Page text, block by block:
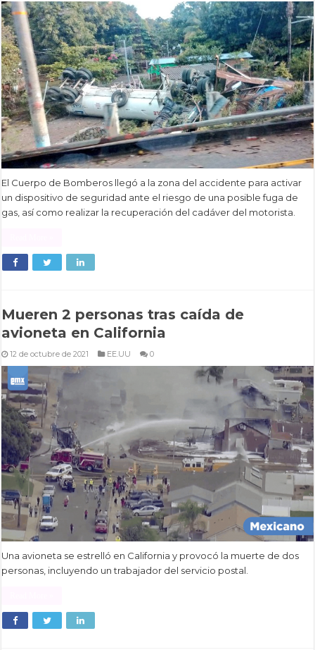
El Cuerpo de Bomberos llegó a la zona del accidente para activar
un dispositivo de seguridad ante el riesgo de una posible fuga de
gas, así como realizar la recuperación del cadáver del motorista.
Mueren 2 personas tras caída de
avioneta en California
12 de octubre de 2021 EE.UU 0
Una avioneta se estrelló en California y provocó la muerte de dos
personas, incluyendo un trabajador del servicio postal.